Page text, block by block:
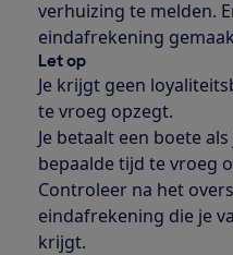
verhuizing te melden.
eindafrekening
Let op
Je krijgt geen
te vroeg opzegt.
Je betaalt een boete
bepaalde tijd te vroeg
Controleer na het
eindafrekening die je
krijgt.